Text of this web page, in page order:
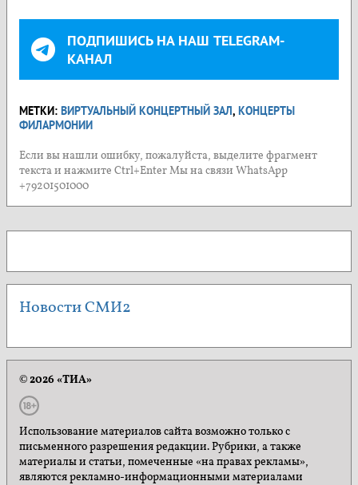
ПОДПИШИСЬ НА НАШ TELEGRAM-
КАНАЛ
МЕТКИ: ВИРТУАЛЬНЫЙ КОНЦЕРТНЫЙ ЗАЛ, КОНЦЕРТЫ
ФИЛАРМОНИИ
Если вы нашли ошибку, пожалуйста, выделите фрагмент
текста и нажмите Ctrl+Enter Мы на связи WhatsApp
+79201501000
Новости СМИ2
© 2026 «ТИА»
Использование материалов сайта возможно только с
письменного разрешения редакции. Рубрики, а также
материалы и статьи, помеченные «на правах рекламы»,
являются рекламно-информационными материалами